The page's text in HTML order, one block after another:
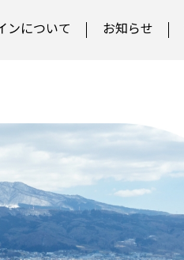
ンについて お知らせ